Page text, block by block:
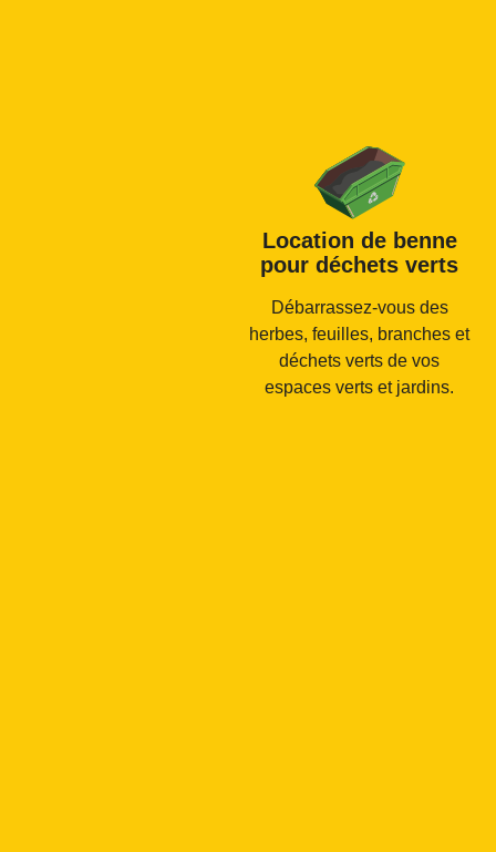
Location de benne
pour déchets verts
Débarrassez-vous des
herbes, feuilles, branches et
déchets verts de vos
espaces verts et jardins.